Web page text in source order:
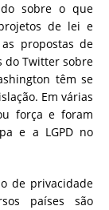
sobre o que
de lei e
propostas de
do Twitter sobre
têm se
Em várias
força e foram
e a LGPD no
de privacidade
países são